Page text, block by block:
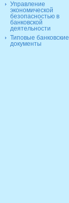
Управление
экономической
безопасностью в
банковской
деятельности
Типовые банковские
документы